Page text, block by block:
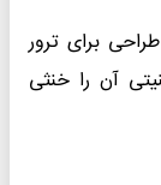
جنگ ۱۲ روزه هم طراحی برای ترور
آن را خنثی